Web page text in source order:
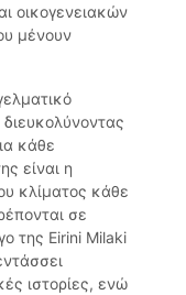
οικογενειακών
μένουν
κάθε
είναι η
κλίματος κάθε
σε
της Eirini Milaki
ιστορίες, ενώ